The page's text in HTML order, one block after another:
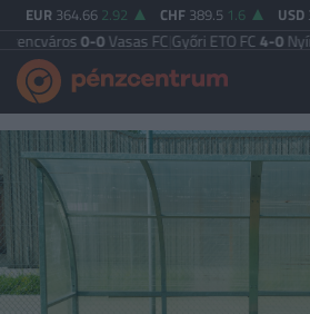
EUR 364.66 2.92 CHF 389.5 1.6 USD
0-0Vasas FC|Győri ETO FC4-0Nyíregyháza |